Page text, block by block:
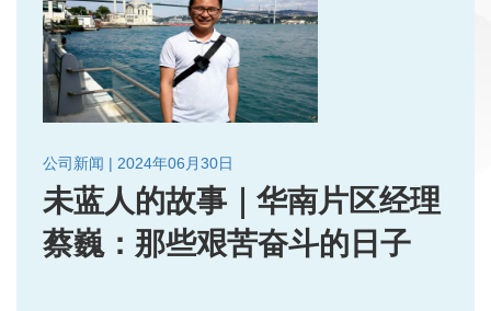
公司新闻 | 2024年06月30日
未蓝人的故事｜华南片区经理
蔡巍：那些艰苦奋斗的日子